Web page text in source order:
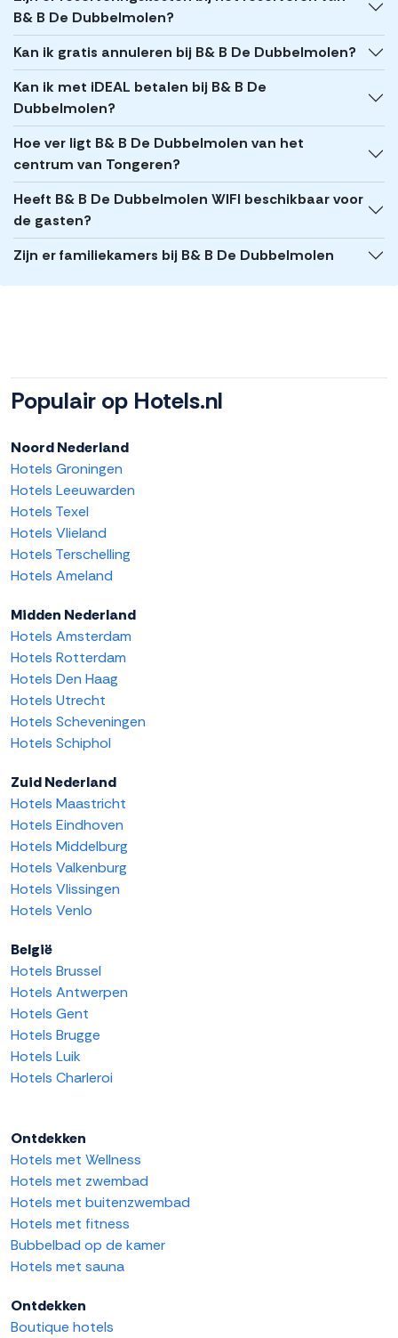
B& B De Dubbelmolen?
Kan ik gratis annuleren bij B& B De Dubbelmolen?
Kan ik met iDEAL betalen bij B& B De
Dubbelmolen?
Hoe ver ligt B& B De Dubbelmolen van het
centrum van Tongeren?
Heeft B& B De Dubbelmolen WIFI beschikbaar voor
de gasten?
Zijn er familiekamers bij B& B De Dubbelmolen
Populair op Hotels.nl
Noord Nederland
Hotels Groningen
Hotels Leeuwarden
Hotels Texel
Hotels Vlieland
Hotels Terschelling
Hotels Ameland
Midden Nederland
Hotels Amsterdam
Hotels Rotterdam
Hotels Den Haag
Hotels Utrecht
Hotels Scheveningen
Hotels Schiphol
Zuid Nederland
Hotels Maastricht
Hotels Eindhoven
Hotels Middelburg
Hotels Valkenburg
Hotels Vlissingen
Hotels Venlo
België
Hotels Brussel
Hotels Antwerpen
Hotels Gent
Hotels Brugge
Hotels Luik
Hotels Charleroi
Ontdekken
Hotels met Wellness
Hotels met zwembad
Hotels met buitenzwembad
Hotels met fitness
Bubbelbad op de kamer
Hotels met sauna
Ontdekken
Boutique hotels